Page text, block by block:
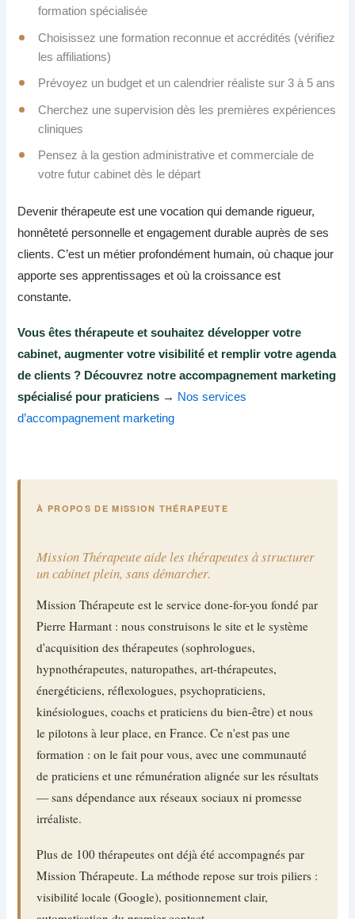
formation spécialisée
Choisissez une formation reconnue et accrédités (vérifiez
les affiliations)
Prévoyez un budget et un calendrier réaliste sur 3 à 5 ans
Cherchez une supervision dès les premières expériences
cliniques
Pensez à la gestion administrative et commerciale de
votre futur cabinet dès le départ
Devenir thérapeute est une vocation qui demande rigueur,
honnêteté personnelle et engagement durable auprès de ses
clients. C’est un métier profondément humain, où chaque jour
apporte ses apprentissages et où la croissance est
constante.
Vous êtes thérapeute et souhaitez développer votre
cabinet, augmenter votre visibilité et remplir votre agenda
de clients ? Découvrez notre accompagnement marketing
spécialisé pour praticiens → Nos services
d’accompagnement marketing
À PROPOS DE MISSION THÉRAPEUTE
Mission Thérapeute aide les thérapeutes à structurer
un cabinet plein, sans démarcher.
Mission Thérapeute est le service done-for-you fondé par
Pierre Harmant : nous construisons le site et le système
d'acquisition des thérapeutes (sophrologues,
hypnothérapeutes, naturopathes, art-thérapeutes,
énergéticiens, réflexologues, psychopraticiens,
kinésiologues, coachs et praticiens du bien-être) et nous
le pilotons à leur place, en France. Ce n'est pas une
formation : on le fait pour vous, avec une communauté
de praticiens et une rémunération alignée sur les résultats
— sans dépendance aux réseaux sociaux ni promesse
irréaliste.
Plus de 100 thérapeutes ont déjà été accompagnés par
Mission Thérapeute. La méthode repose sur trois piliers :
visibilité locale (Google), positionnement clair,